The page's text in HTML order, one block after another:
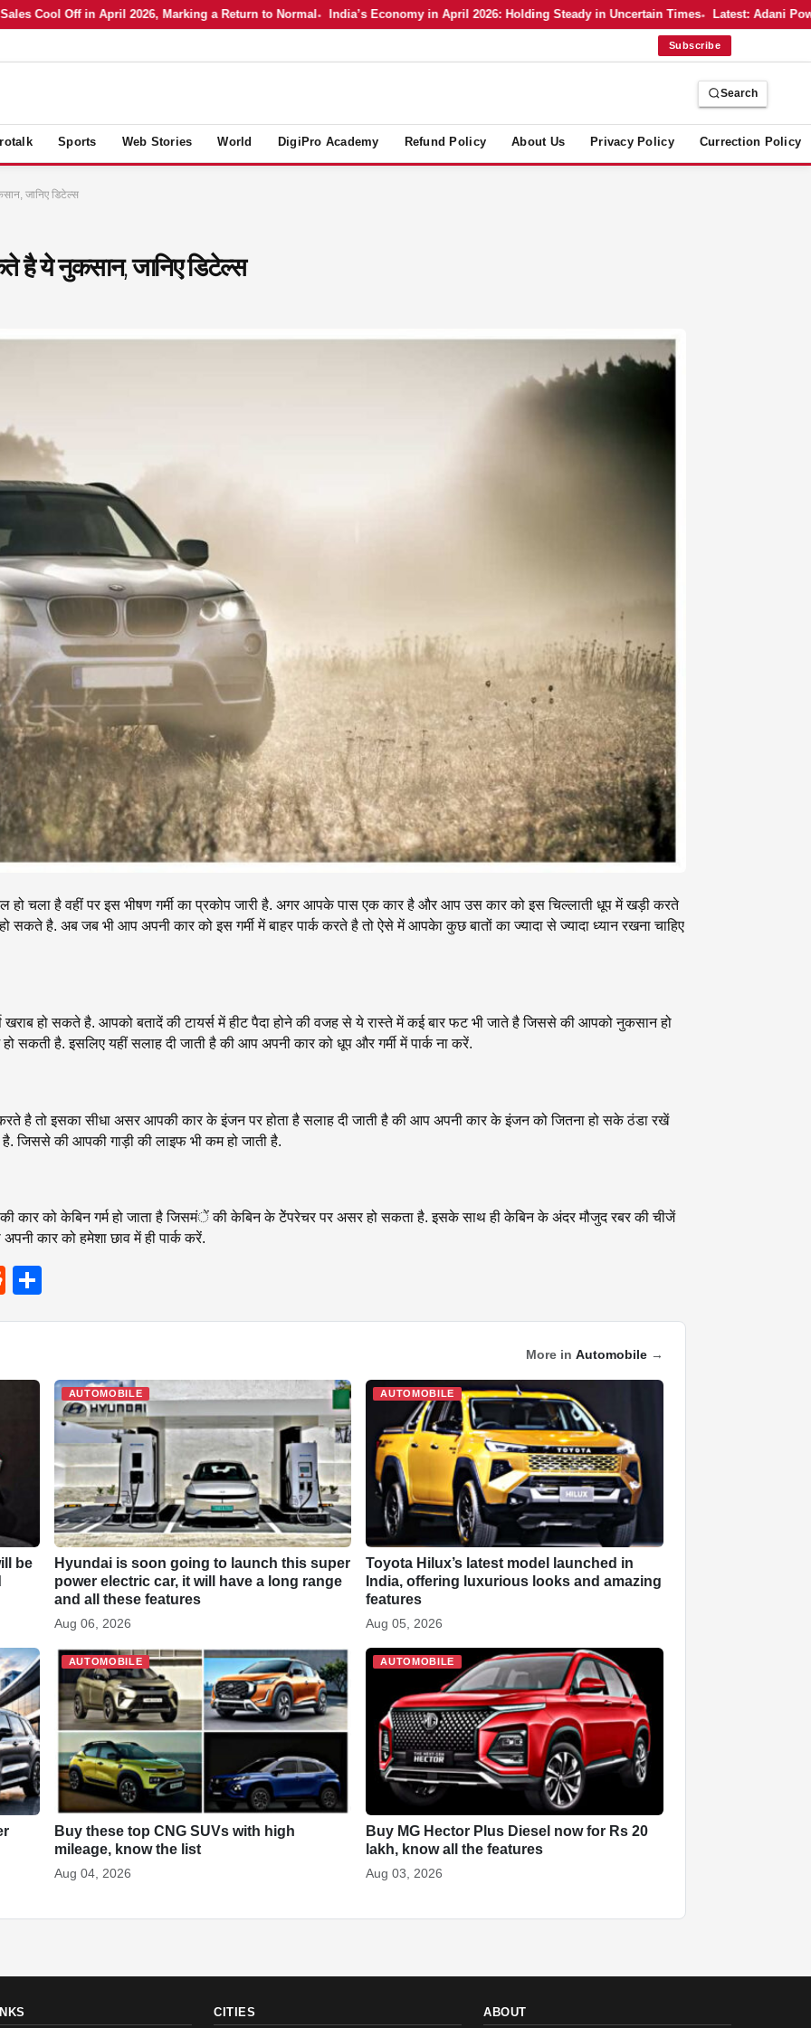
Cool Off in April 2026, Marking a Return to Normal India’s Economy in April 2026: Holding Steady in Uncertain Times Latest: Adani
Subscribe
Search
Sports Web Stories World DigiPro Academy Refund Policy About Us Privacy Policy Currection Policy
जानिए डिटेल्स
है ये नुकसान, जानिए डिटेल्स
चला है वहीं पर इस भीषण गर्मी का प्रकोप जारी है. अगर आपके पास एक कार है और आप उस कार को इस चिल्लाती धूप में खड़ी करते
है. अब जब भी आप अपनी कार को इस गर्मी में बाहर पार्क करते है तो ऐसे में आपकेा कुछ बातों का ज्यादा से ज्यादा ध्यान रखना चाहिए
खराब हो सकते है. आपको बतादें की टायर्स में हीट पैदा होने की वजह से ये रास्ते में कई बार फट भी जाते है जिससे की आपको नुकसान हो
सकती है. इसलिए यहीं सलाह दी जाती है की आप अपनी कार को धूप और गर्मी में पार्क ना करें.
है तो इसका सीधा असर आपकी कार के इंजन पर होता है सलाह दी जाती है की आप अपनी कार के इंजन को जितना हो सके ठंडा रखें
जिससे की आपकी गाड़ी की लाइफ भी कम हो जाती है.
कार को केबिन गर्म हो जाता है जिसमंें की केबिन के टेेंपरेचर पर असर हो सकता है. इसके साथ ही केबिन के अंदर मौजुद रबर की चीजें
कार को हमेशा छाव में ही पार्क करें.
R
More in Automobile →
be
AUTOMOBILE
Hyundai is soon going to launch this super
power electric car, it will have a long range
and all these features
Aug 06, 2026
AUTOMOBILE
Toyota Hilux’s latest model launched in
India, offering luxurious looks and amazing
features
Aug 05, 2026
AUTOMOBILE
Buy these top CNG SUVs with high
mileage, know the list
Aug 04, 2026
AUTOMOBILE
Buy MG Hector Plus Diesel now for Rs 20
lakh, know all the features
Aug 03, 2026
CITIES ABOUT